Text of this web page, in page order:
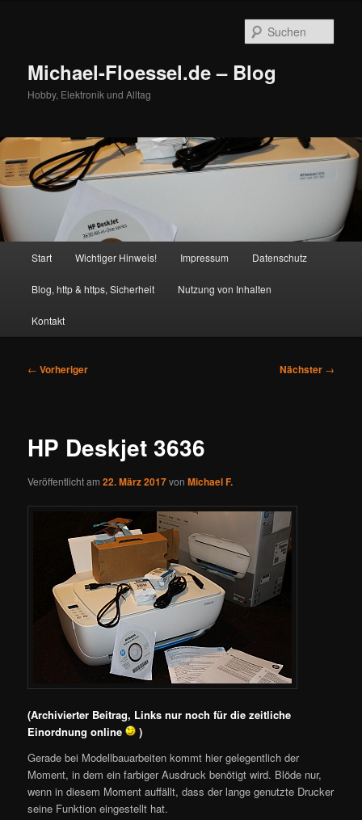
Michael-Floessel.de – Blog
Hobby, Elektronik und Alltag
Start Wichtiger Hinweis! Impressum Datenschutz
Blog, http & https, Sicherheit Nutzung von Inhalten
Kontakt
Beitragsnavigation
← Vorheriger Nächster →
HP Deskjet 3636
Veröffentlicht am22. März 2017vonMichael F.
(Archivierter Beitrag, Links nur noch für die zeitliche
Einordnung online
)
Gerade bei Modellbauarbeiten kommt hier gelegentlich der
Moment, in dem ein farbiger Ausdruck benötigt wird. Blöde nur,
wenn in diesem Moment auffällt, dass der lange genutzte Drucker
seine Funktion eingestellt hat.